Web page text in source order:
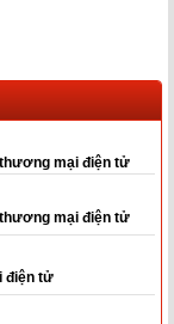
mại điện tử
mại điện tử
điện tử